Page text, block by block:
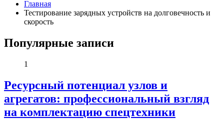
Главная
Тестирование зарядных устройств на долговечность и
скорость
Популярные записи
1
Ресурсный потенциал узлов и
агрегатов: профессиональный взгляд
на комплектацию спецтехники